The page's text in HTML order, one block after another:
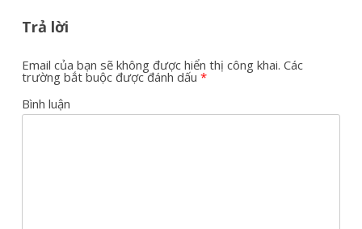
Trả lời
Email của bạn sẽ không được hiển thị công khai. Các
trường bắt buộc được đánh dấu*
Bình luận